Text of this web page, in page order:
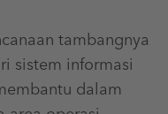
tambangnya
sistem informasi
dalam